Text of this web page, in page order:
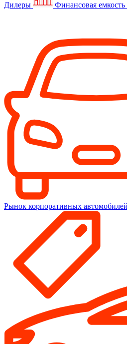
Дилеры Финансовая
Рынок корпоративных автомобилей